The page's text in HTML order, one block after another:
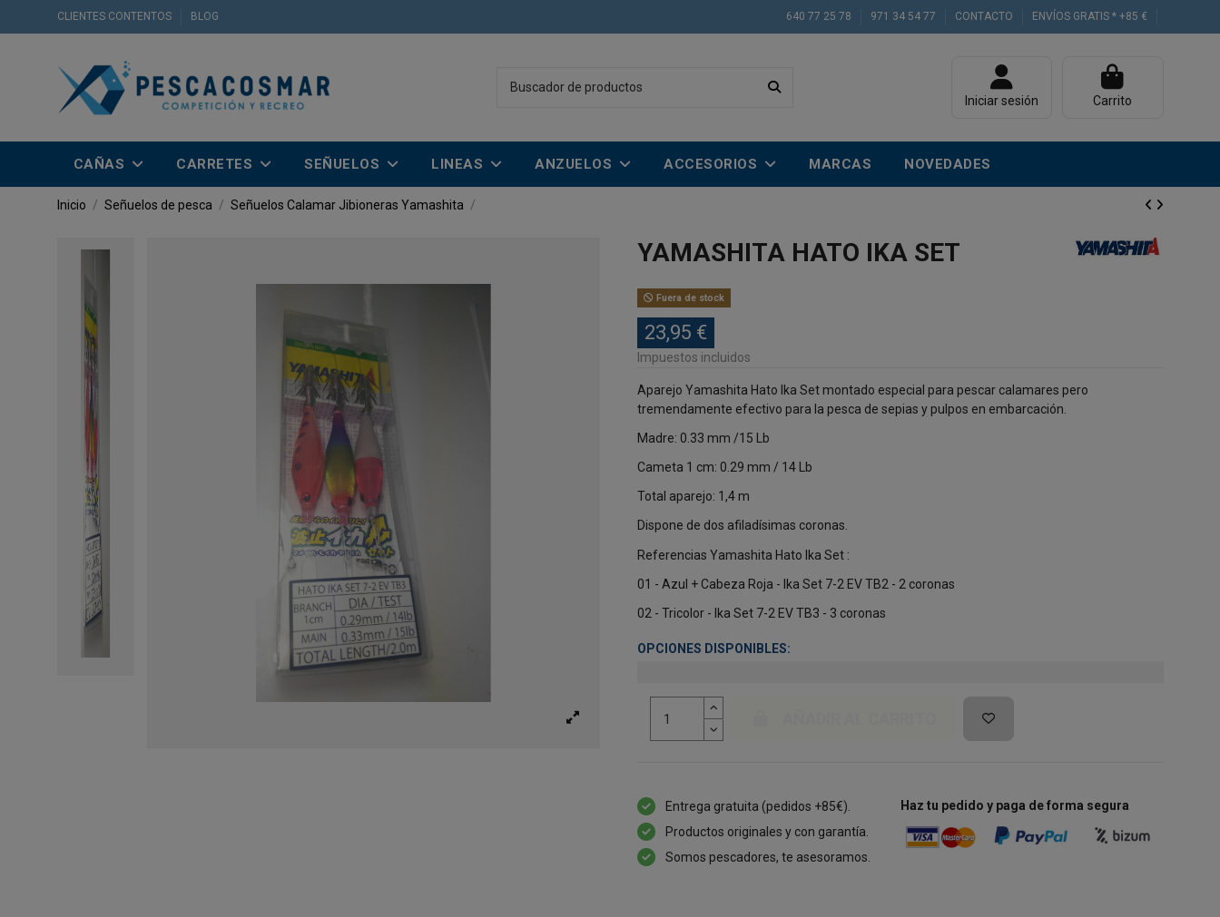
CLIENTES CONTENTOS BLOG 640 77 25 78 971 34 54 77 CONTACTO ENVÍOS GRATIS * +85 €
Iniciar sesión Carrito
CAÑAS CARRETES SEÑUELOS LINEAS ANZUELOS ACCESORIOS MARCAS NOVEDADES
Inicio Señuelos de pesca Señuelos Calamar Jibioneras Yamashita
YAMASHITA HATO IKA SET
Fuera de stock
23,95 €
Impuestos incluidos
Aparejo Yamashita Hato Ika Set montado especial para pescar calamares pero
tremendamente efectivo para la pesca de sepias y pulpos en embarcación.
Madre: 0.33 mm /15 Lb
Cameta 1 cm: 0.29 mm / 14 Lb
Total aparejo: 1,4 m
Dispone de dos afiladísimas coronas.
Referencias Yamashita Hato Ika Set :
01 - Azul + Cabeza Roja - Ika Set 7-2 EV TB2 - 2 coronas
02 - Tricolor - Ika Set 7-2 EV TB3 - 3 coronas
OPCIONES DISPONIBLES:
Entrega gratuita (pedidos +85€).
Productos originales y con garantía.
Somos pescadores, te asesoramos.
Haz tu pedido y paga de forma segura